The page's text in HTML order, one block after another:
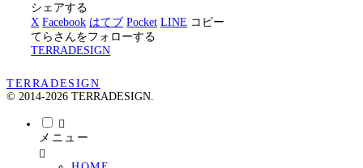
シェアする
X Facebook はてブ Pocket LINE コピー
てらさんをフォローする
TERRADESIGN
TERRADESIGN
© 2014-2026 TERRADESIGN.
メニュー